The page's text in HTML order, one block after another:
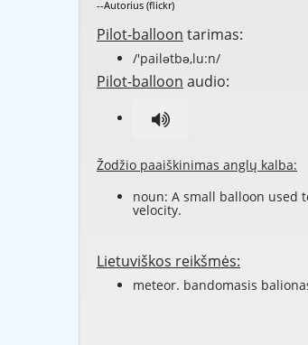
--Autorius (flickr)
Pilot-balloon tarimas:
/'pailətbə,lu:n/
Pilot-balloon audio:
Žodžio paaiškinimas anglų kalba:
noun: A small balloon used
velocity.
Lietuviškos reikšmės:
meteor. bandomasis